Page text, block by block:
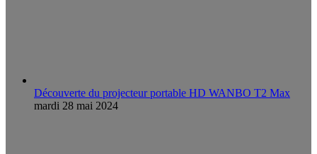
Découverte du projecteur portable HD WANBO T2 Max
mardi 28 mai 2024